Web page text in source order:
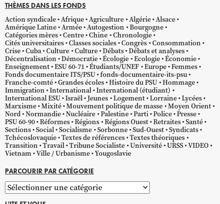
THÈMES DANS LES FONDS
Action syndicale Afrique Agriculture Algérie Alsace
Amérique Latine Armée Autogestion
Bourgogne
Catégories mères Centre Chine Chronologie
Cités universitaires Classes sociales Congrès Consommation
Crise Cuba Culture Culture Débats Débats et analyses
Décentralisation Démocratie Écologie Ecologie Économie
Enseignement ESU 60-71 Étudiants/UNEF Europe Femmes
Fonds documentaire ITS/PSU fonds-documentaire-its-psu
Franche-comté Grandes écoles Histoire du PSU Hommage
Immigration International International (étudiant)
International ESU Israël Jeunes Logement Lorraine Lycées
Marxisme Mixité Mouvement politique de masse Moyen Orient
Nord Normandie Nucléaire Palestine Parti Police Presse
PSU 60-90 Réformes Régions Régions Ouest Retraites Santé
Sections Social Socialisme Sorbonne Sud-Ouest Syndicats
Tchécoslovaquie Textes de références Textes théoriques
Transition Travail Tribune Socialiste Université URSS VIDEO
Vietnam Ville / Urbanisme Yougoslavie
PARCOURIR PAR CATÉGORIE
Parcourir
par